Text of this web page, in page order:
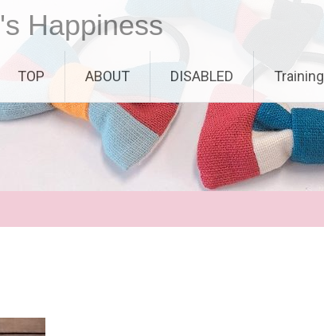
Happiness
TOP ABOUT DISABLED Training